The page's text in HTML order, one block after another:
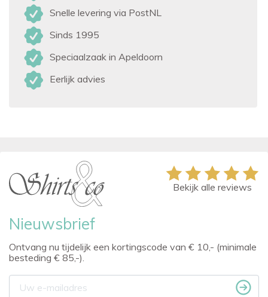
Snelle levering via PostNL
Sinds 1995
Speciaalzaak in Apeldoorn
Eerlijk advies
Nieuwsbrief
Ontvang nu tijdelijk een kortingscode van € 10,- (minimale
besteding € 85,-).
Bekijk alle reviews